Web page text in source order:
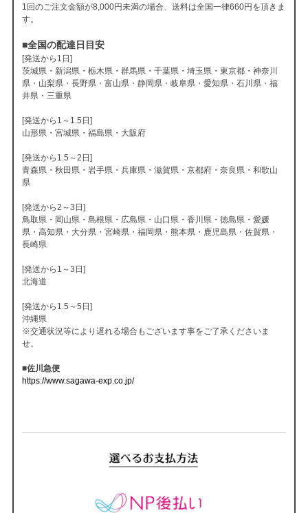
1回のご注文金額が8,000円未満の場合、送料は全国一律660円を頂きま
す。
■全国の配達日目安
[発送から1日]
茨城県・新潟県・栃木県・群馬県・千葉県・埼玉県・東京都・神奈川
県・山梨県・長野県・富山県・静岡県・岐阜県・愛知県・石川県・福
井県・三重県
[発送から1～1.5日]
山形県・宮城県・福島県・大阪府
[発送から1.5～2日]
青森県・秋田県・岩手県・兵庫県・滋賀県・京都府・奈良県・和歌山
県
[発送から2～3日]
鳥取県・岡山県・島根県・広島県・山口県・香川県・徳島県・愛媛
県・高知県・大分県・宮崎県・福岡県・熊本県・鹿児島県・佐賀県・
長崎県
[発送から1～3日]
北海道
[発送から1.5～5日]
沖縄県
※交通状況等により遅れる場合もございます事をご了承くださいま
せ。
■佐川急便
https://www.sagawa-exp.co.jp/